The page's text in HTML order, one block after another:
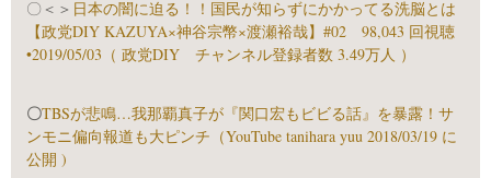
〇＜＞ 日本の闇に迫る！！国民が知らずにかかってる洗脳とは
【政党DIY KAZUYA×神谷宗幣×渡瀬裕哉】#02 98,043 回視聴
•2019/05/03（ 政党DIY チャンネル登録者数 3.49万人 ）
〇TBSが悲鳴…我那覇真子が『関口宏もビビる話』を暴露！サ
ンモニ偏向報道も大ピンチ（YouTube tanihara yuu 2018/03/19 に
公開 )